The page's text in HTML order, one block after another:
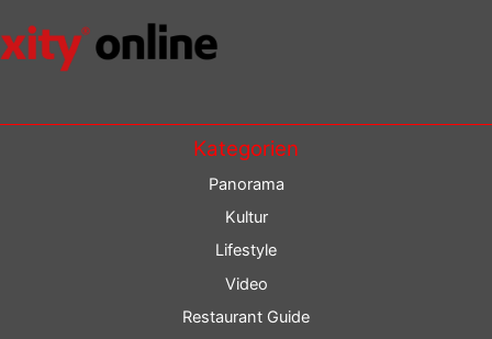
Kategorien
Panorama
Kultur
Lifestyle
Video
Restaurant Guide